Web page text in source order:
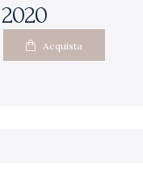
2020
Acquista